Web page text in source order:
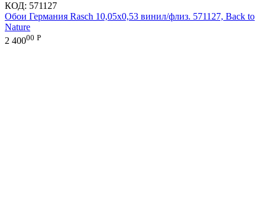
КОД: 571127
Обои Германия Rasch 10,05x0,53 винил/флиз. 571127, Back to
Nature
2 40000 Р